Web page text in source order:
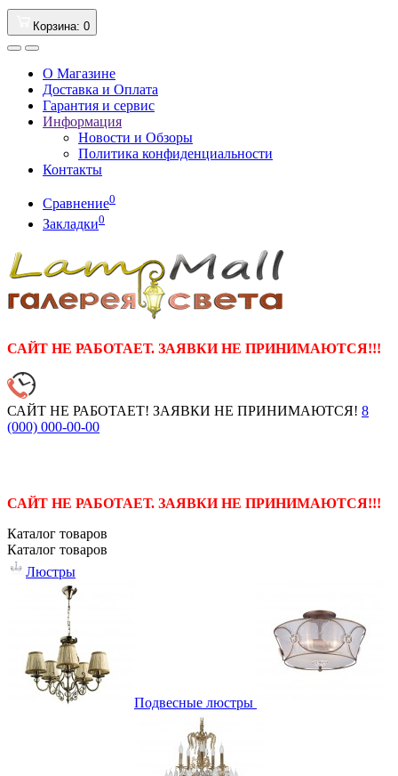
Корзина: 0
О Магазине
Доставка и Оплата
Гарантия и сервис
Информация
Новости и Обзоры
Политика конфиденциальности
Контакты
Сравнение0
Закладки0
САЙТ НЕ РАБОТАЕТ. ЗАЯВКИ НЕ ПРИНИМАЮТСЯ!!!
САЙТ НЕ РАБОТАЕТ! ЗАЯВКИ НЕ ПРИНИМАЮТСЯ! 8
(000) 000-00-00
САЙТ НЕ РАБОТАЕТ. ЗАЯВКИ НЕ ПРИНИМАЮТСЯ!!!
Каталог товаров
Каталог товаров
Люстры
Подвесные люстры